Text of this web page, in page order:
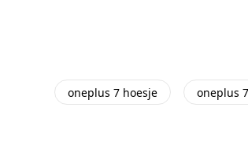
oneplus 7 hoesje oneplus